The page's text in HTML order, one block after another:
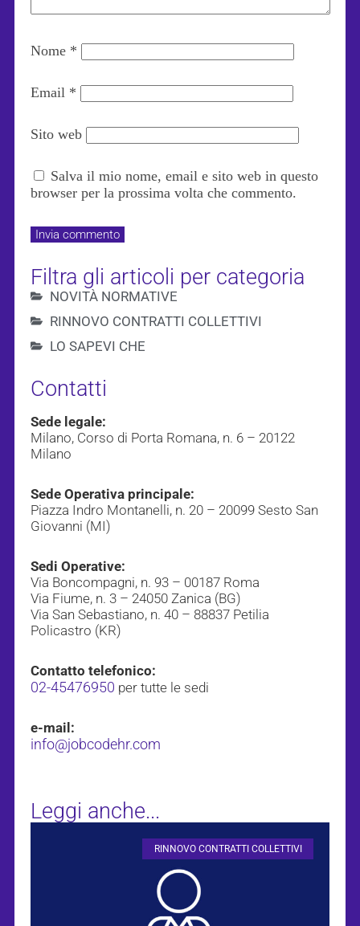
Nome *
Email *
Sito web
Salva il mio nome, email e sito web in questo
browser per la prossima volta che commento.
Filtra gli articoli per categoria
NOVITÀ NORMATIVE
RINNOVO CONTRATTI COLLETTIVI
LO SAPEVI CHE
Contatti
Sede legale:
Milano, Corso di Porta Romana, n. 6 – 20122
Milano
Sede Operativa principale:
Piazza Indro Montanelli, n. 20 – 20099 Sesto San
Giovanni (MI)
Sedi Operative:
Via Boncompagni, n. 93 – 00187 Roma
Via Fiume, n. 3 – 24050 Zanica (BG)
Via San Sebastiano, n. 40 – 88837 Petilia
Policastro (KR)
Contatto telefonico:
02-45476950 per tutte le sedi
e-mail:
info@jobcodehr.com
Leggi anche...
RINNOVO CONTRATTI COLLETTIVI